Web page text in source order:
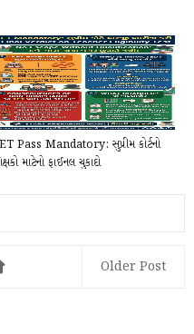
Pass Mandatory: સુપ્રીમ કોર્ટનો
માટેનો ફાઈનલ ચુકાદો
Older Post